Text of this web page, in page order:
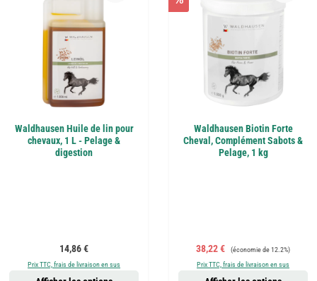
Waldhausen Huile de lin pour
chevaux, 1 L - Pelage &
digestion
Prix régulier :
14,86 €
Prix TTC, frais de livraison en sus
Waldhausen Biotin Forte
Cheval, Complément Sabots &
Pelage, 1 kg
Prix de vente :
38,22 € Prix régulier :
(économie de 12.2%)
Prix TTC, frais de livraison en sus